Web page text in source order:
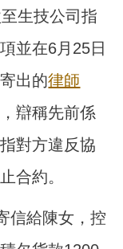
生技公司指
並在6月25日
出的律師
辯稱先前係
對方違反協
合約。
信給陳女，控